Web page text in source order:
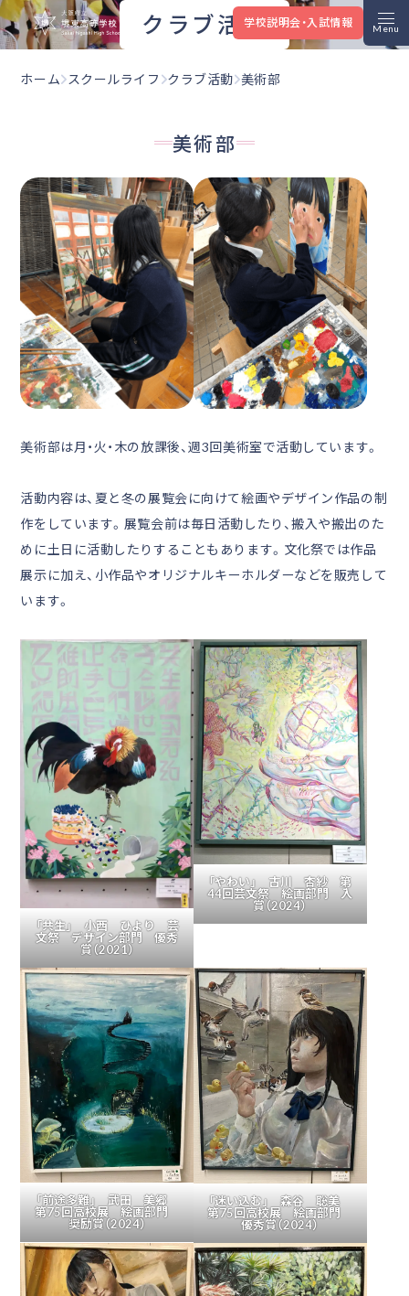
大阪府立堺東高等学校
学校説明会・入試情報
クラブ活動
ホーム スクールライフ クラブ活動 美術部
美術部
美術部は月・火・木の放課後、週3回美術室で活動しています。
活動内容は、夏と冬の展覧会に向けて絵画やデザイン作品の制
作をしています。展覧会前は毎日活動したり、搬入や搬出のた
めに土日に活動したりすることもあります。文化祭では作品
展示に加え、小作品やオリジナルキーホルダーなどを販売して
います。
「共生」 小西 ひより 芸
文祭 デザイン部門 優秀
賞（2021）
「やわい」 古川 杏紗 第
44回芸文祭 絵画部門 入
賞（2024）
「前途多難」 武田 美郷
第75回高校展 絵画部門
奨励賞（2024）
「迷い込む」 森谷 聡美
第75回高校展 絵画部門
優秀賞（2024）